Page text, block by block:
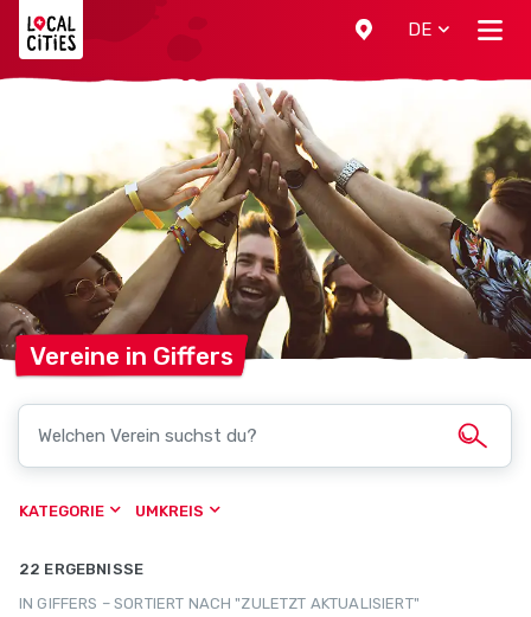
DE
Vereine in Giffers
KATEGORIE UMKREIS
22 ERGEBNISSE
IN GIFFERS – SORTIERT NACH "ZULETZT AKTUALISIERT"